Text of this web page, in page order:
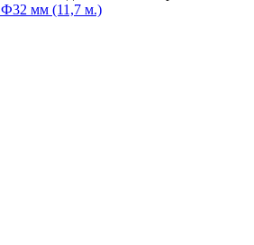
мм (11,7 м.)